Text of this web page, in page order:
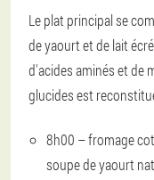
Le plat principal se
de yaourt et de lait
d'acides aminés et de
glucides est
8h00 – fromage
soupe de yaourt